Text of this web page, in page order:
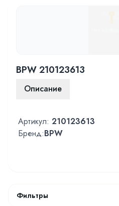
BPW 210123613
Описание
Артикул: 210123613
Бренд:BPW
Фильтры